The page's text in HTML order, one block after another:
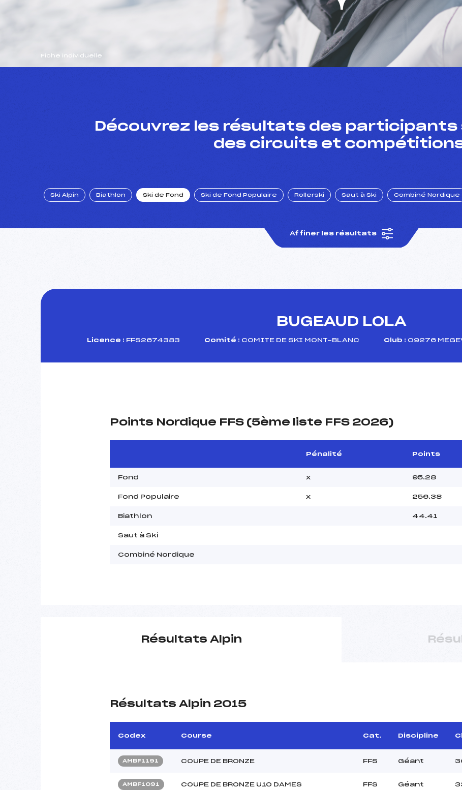
Fiche individuelle
Découvrez les résultats des participants
des circuits et
Ski Alpin Biathlon Ski de Fond Ski de Fond Populaire Rollerski Saut à Ski Combiné Nordique
Affiner les résultats
BUGEAUD LOLA
Licence : FFS2674383 Comité : COMITE DE SKI MONT-BLANC Club : 09276
Points Nordique FFS (5ème liste FFS 2026)
Pénalité Points
Fond x 95.28
Fond Populaire x 256.38
Biathlon 44.41
Saut à Ski
Combiné Nordique
Résultats Alpin
Résultats Alpin 2015
Codex Course Cat. Discipline
AMBF1191 COUPE DE BRONZE FFS Géant
AMBF1091 COUPE DE BRONZE U10 DAMES FFS Géant